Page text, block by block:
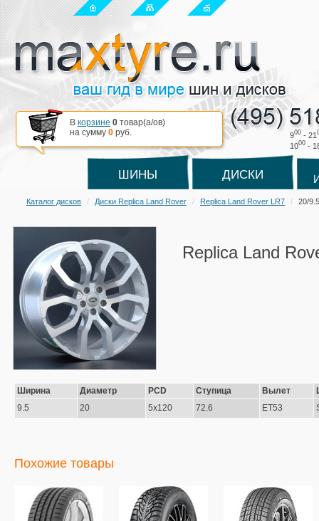
900 - 21
1000 -
В корзине 0 товар(a/ов)
на сумму 0 руб.
ШИНЫ ДИСКИ
Каталог дисков Диски Replica Land Rover Replica Land Rover LR7 20/
Replica Land
Ширина Диаметр PCD Ступица Вылет
9.5
20 5x120 72.6 ET53
Похожие товары